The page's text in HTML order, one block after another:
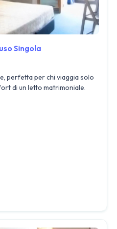
Singola
perfetta per chi viaggia solo
di un letto matrimoniale.